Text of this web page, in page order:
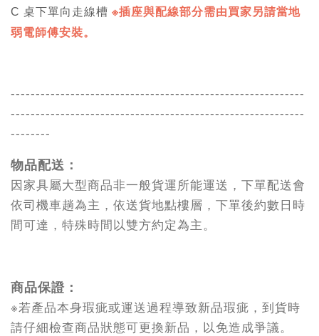
C 桌下單向走線槽 ※插座與配線部分需由買家另請當地
弱電師傅安裝。
-----------------------------------------------------------
-----------------------------------------------------------
--------
物品配送：
因家具屬大型商品非一般貨運所能運送，下單配送會
依司機車趟為主，依送貨地點樓層，下單後約數日時
間可達，特殊時間以雙方約定為主。
商品保證：
※若產品本身瑕疵或運送過程導致新品瑕疵，到貨時
請仔細檢查商品狀態可更換新品，以免造成爭議。